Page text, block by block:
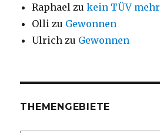
Raphael zukein TÜV mehr
Olli zu Gewonnen
Ulrich zu Gewonnen
THEMENGEBIETE